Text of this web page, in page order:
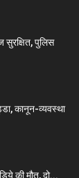
सुरक्षित, पुलिस
कानून-व्यवस्था
की मौत, दो...